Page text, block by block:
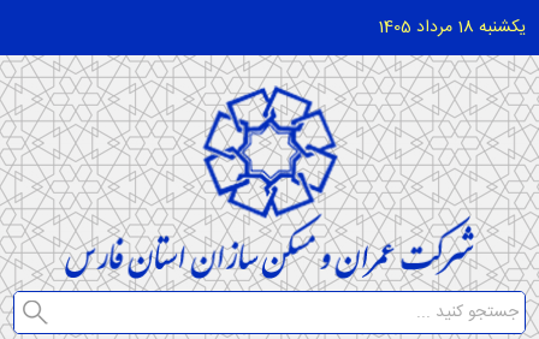
یکشنبه 18 مرداد 1405